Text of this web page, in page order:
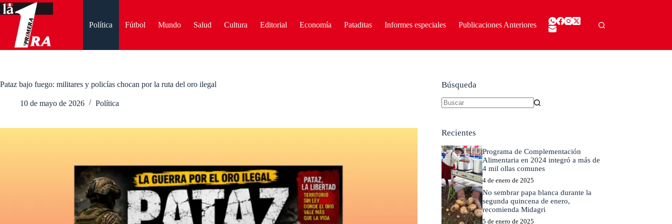
Saltar
al
contenido
Política Fútbol Mundo Salud Cultura Editorial Economía Pataditas Informes especiales Publicaciones Anteriores
Pataz bajo fuego: militares y policías chocan por la ruta del oro ilegal
10 de mayo de 2026 Política
Búsqueda
Recientes
Programa de Complementación
Alimentaria en 2024 integró a más de
4 mil ollas comunes
4 de enero de 2025
No sembrar papa blanca durante la
segunda quincena de enero,
recomienda Midagri
5 de enero de 2025